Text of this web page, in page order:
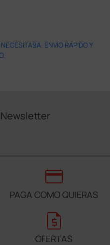
ENVÍO RÁPIDO Y
credit_card
PAGA COMO QUIERAS
request_quote
OFERTAS